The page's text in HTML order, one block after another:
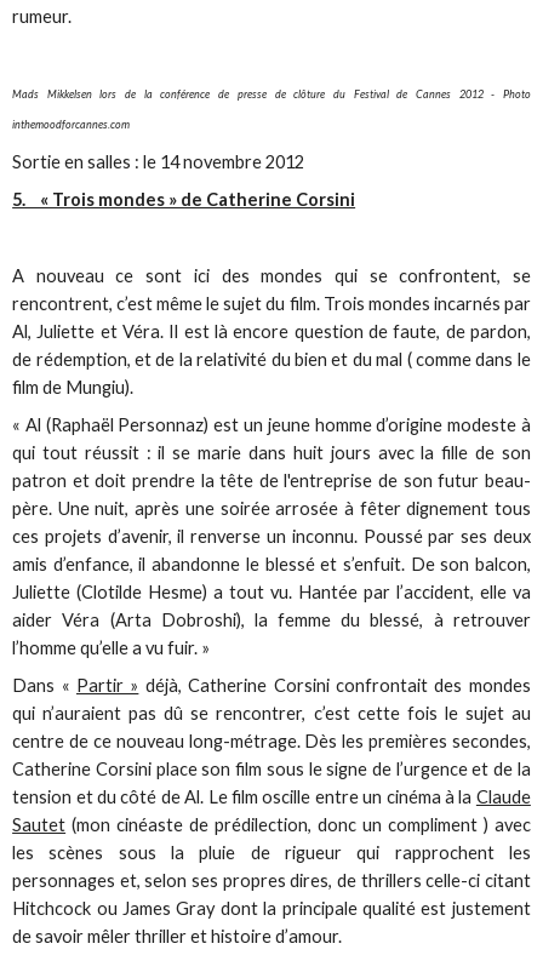
rumeur.
Mads Mikkelsen lors de la conférence de presse de clôture du Festival de Cannes 2012 - Photo
inthemoodforcannes.com
Sortie en salles : le 14 novembre 2012
5. « Trois mondes » de Catherine Corsini
A nouveau ce sont ici des mondes qui se confrontent, se
rencontrent, c’est même le sujet du film. Trois mondes incarnés par
Al, Juliette et Véra. Il est là encore question de faute, de pardon,
de rédemption, et de la relativité du bien et du mal ( comme dans le
film de Mungiu).
« Al (Raphaël Personnaz) est un jeune homme d’origine modeste à
qui tout réussit : il se marie dans huit jours avec la fille de son
patron et doit prendre la tête de l'entreprise de son futur beau-
père. Une nuit, après une soirée arrosée à fêter dignement tous
ces projets d’avenir, il renverse un inconnu. Poussé par ses deux
amis d’enfance, il abandonne le blessé et s’enfuit. De son balcon,
Juliette (Clotilde Hesme) a tout vu. Hantée par l’accident, elle va
aider Véra (Arta Dobroshi), la femme du blessé, à retrouver
l’homme qu’elle a vu fuir. »
Dans « Partir » déjà, Catherine Corsini confrontait des mondes
qui n’auraient pas dû se rencontrer, c’est cette fois le sujet au
centre de ce nouveau long-métrage. Dès les premières secondes,
Catherine Corsini place son film sous le signe de l’urgence et de la
tension et du côté de Al. Le film oscille entre un cinéma à la Claude
Sautet (mon cinéaste de prédilection, donc un compliment ) avec
les scènes sous la pluie de rigueur qui rapprochent les
personnages et, selon ses propres dires, de thrillers celle-ci citant
Hitchcock ou James Gray dont la principale qualité est justement
de savoir mêler thriller et histoire d’amour.